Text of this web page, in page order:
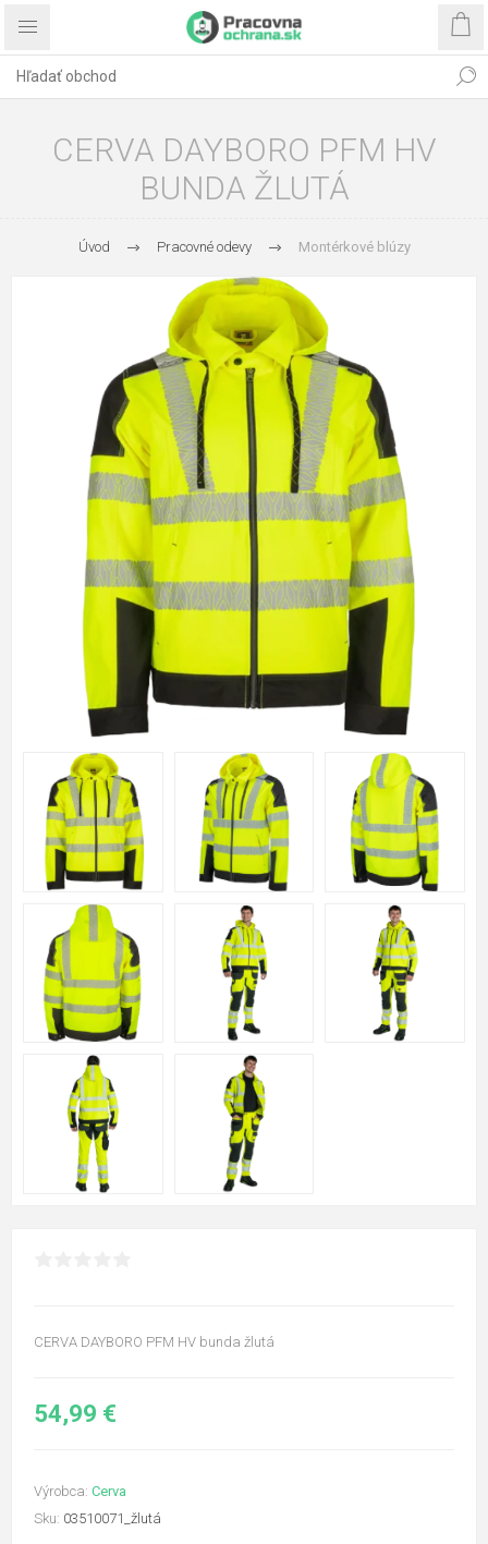
CERVA DAYBORO PFM HV
BUNDA ŽLUTÁ
Úvod Pracovné odevy Montérkové blúzy
CERVA DAYBORO PFM HV bunda žlutá
54,99 €
Výrobca: Cerva
Sku: 03510071_žlutá